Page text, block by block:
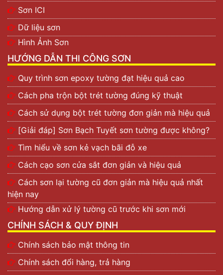
Sơn ICI
Dữ liệu sơn
Hình Ảnh Sơn
HƯỚNG DẪN THI CÔNG SƠN
Quy trình sơn epoxy tường đạt hiệu quả cao
Cách pha trộn bột trét tường đúng kỹ thuật
Cách sử dụng bột trét tường đơn giản mà hiệu quả
[Giải đáp] Sơn Bạch Tuyết sơn tường được không?
Tìm hiểu về sơn kẻ vạch bãi đỗ xe
Cách cạo sơn cửa sắt đơn giản và hiệu quả
Cách sơn lại tường cũ đơn giản mà hiệu quả nhất
hiện nay
Hướng dẫn xử lý tường cũ trước khi sơn mới
CHÍNH SÁCH & QUY ĐỊNH
Chính sách bảo mật thông tin
Chính sách đổi hàng, trả hàng